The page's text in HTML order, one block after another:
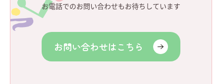
お電話でのお問い合わせもお待ちしています
お問い合わせはこちら